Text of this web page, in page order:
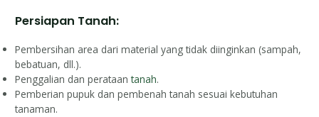
Persiapan Tanah:
Pembersihan area dari material yang tidak diinginkan (sampah,
bebatuan, dll.).
Penggalian dan perataantanah.
Pemberian pupuk dan pembenah tanah sesuai kebutuhan
tanaman.